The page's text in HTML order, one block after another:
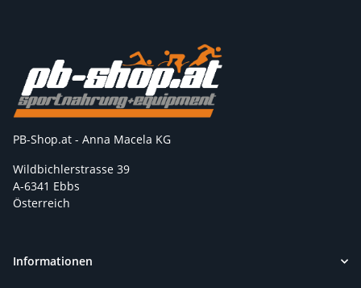
PB-Shop.at - Anna Macela KG
Wildbichlerstrasse 39
A-6341 Ebbs
Österreich
Informationen